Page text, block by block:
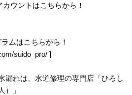
ウントはこちらから！
ムはこちらから！
suido_pro/ ]
漏れは、水道修理の専門店「ひろし
）」